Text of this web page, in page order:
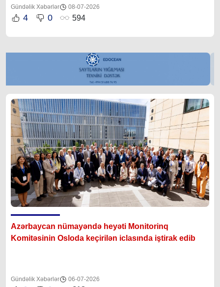
Gündəlik Xəbərlər 08-07-2026
4 0 594
Azərbaycan nümayəndə heyəti Monitorinq
Komitəsinin Osloda keçirilən iclasında iştirak edib
Gündəlik Xəbərlər 06-07-2026